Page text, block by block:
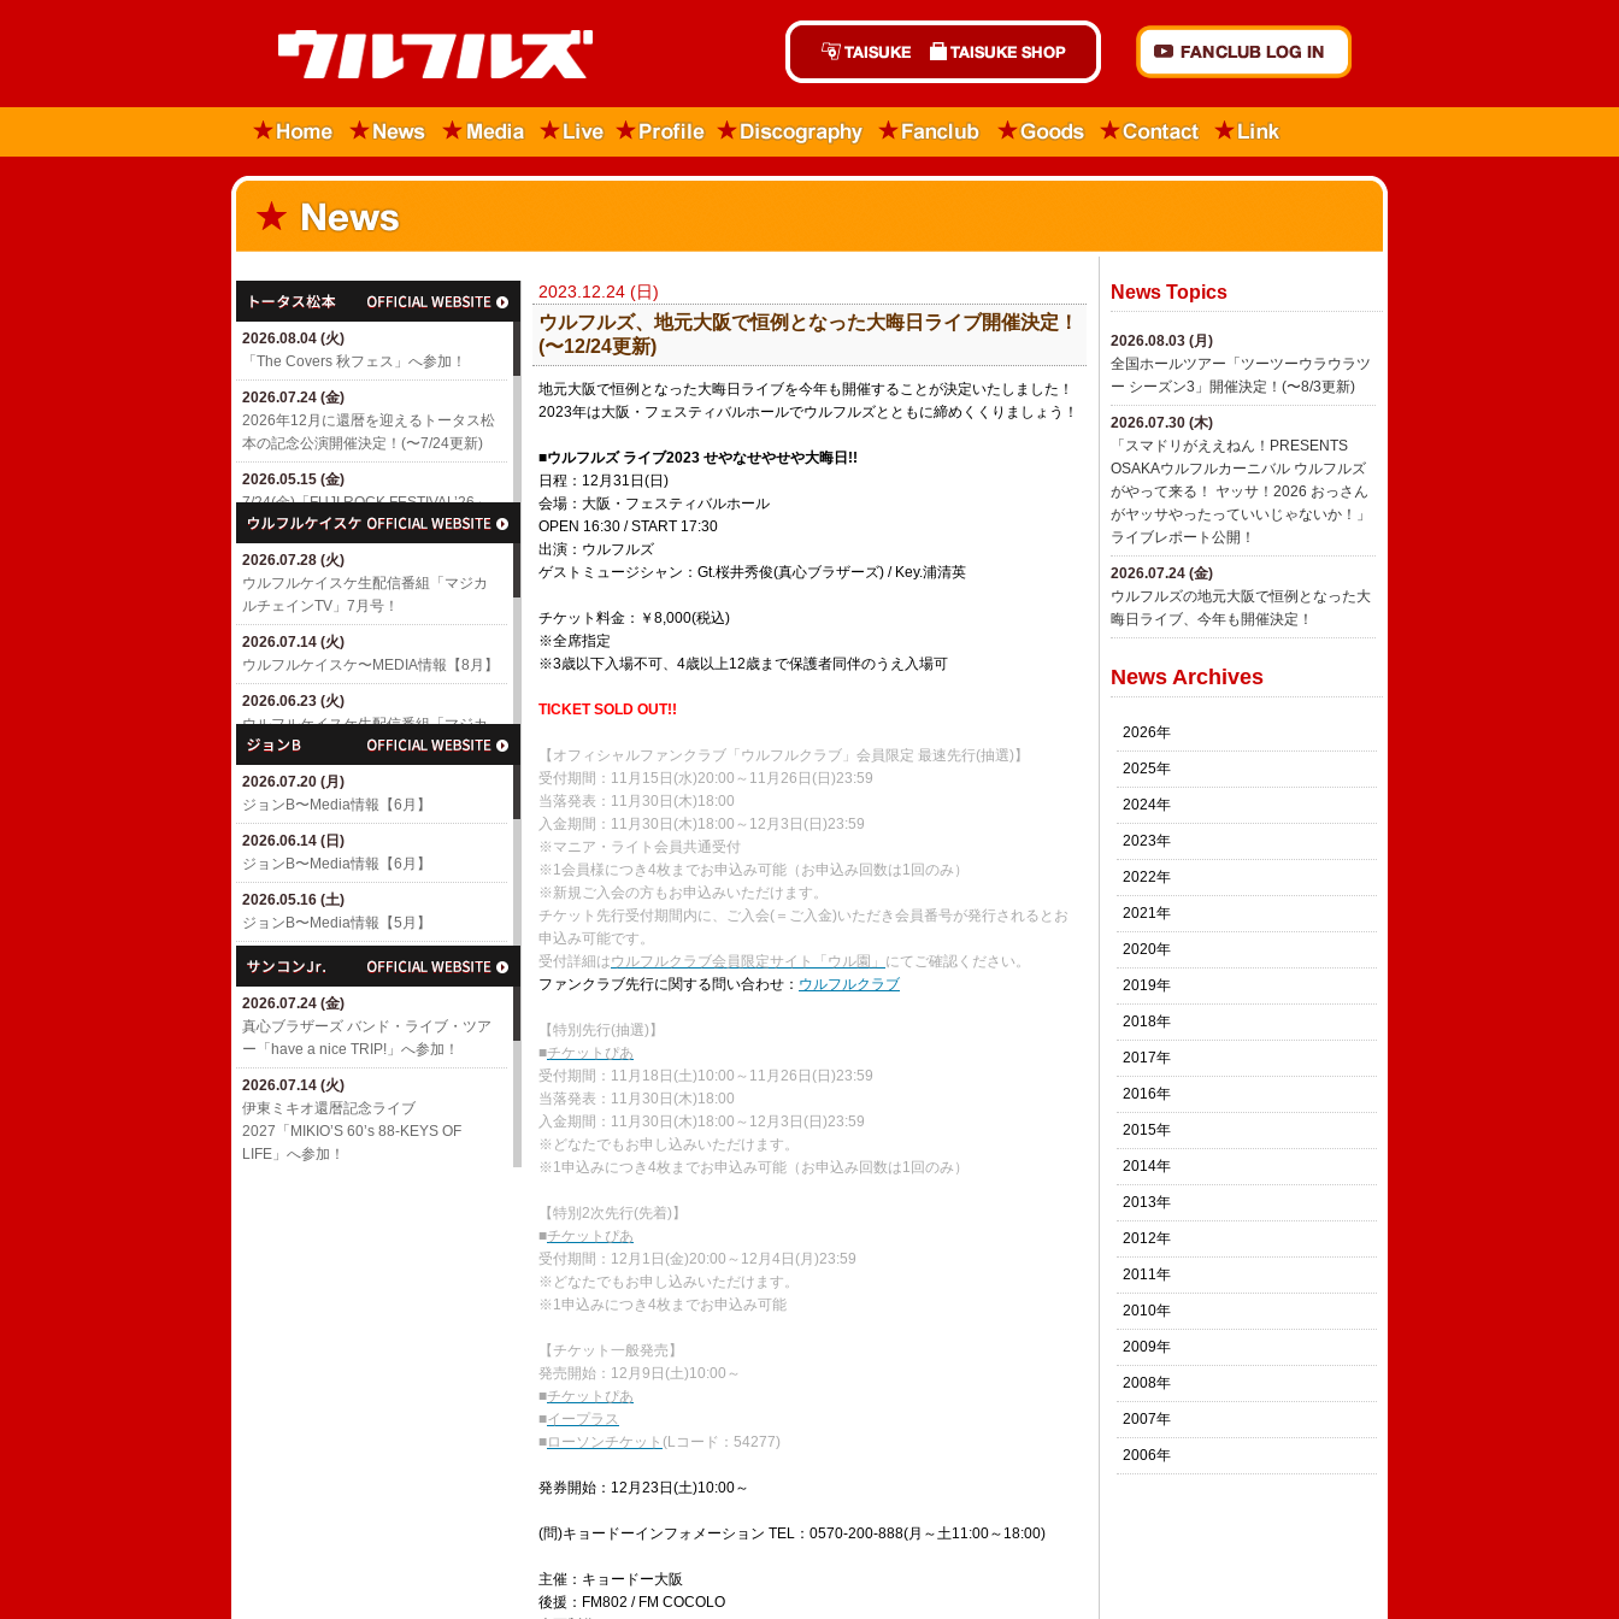
2026.08.04 (火)
「The Covers 秋フェス」へ参加！
2026.07.24 (金)
2026年12月に還暦を迎えるトータス松
本の記念公演開催決定！(〜7/24更新)
2026.05.15 (金)
7/24(金)「FUJI ROCK FESTIVAL’26」
出演決定！
2026.04.18 (土)
6/10(水)「MUSIC AWARDS JAPAN
WEEK SPECIAL LIVE A Tribute to
EIICHI OHTAKI」出演決定！
2026.04.01 (水)
7/4(土)「浜崎貴司 GACHIスペシャル」
2026.03.06 (金)
渡辺満里奈アルバム「Ring-a-Bell 30th
Anniversary Deluxe Edition」
2026.02.27 (金)
3/4(水)パラスポーツアニメテーマ曲
「スーパーヒーロー」配信リリース決
定！
3/8(日)「TOKYO GUITAR JAMBOREE
2026.02.10 (火)
ROOTS66で「The Covers' Fes. 2026」
2026.02.01 (日)
YouTube「上田禎的音楽史 vol.1」に出
演！
2026.07.28 (火)
ウルフルケイスケ生配信番組「マジカ
ルチェインTV」7月号！
2026.07.14 (火)
​ウルフルケイスケ〜MEDIA情報【8月】
2026.06.23 (火)
ウルフルケイスケ生配信番組「マジカ
ルチェインTV」6月号！
2026.06.17 (水)
​ウルフルケイスケ〜MEDIA情報【6月】
2026.05.11 (月)
ウルフルケイスケ生配信番組「マジカ
ルチェインTV」5月号！
2026.04.23 (木)
ウルフルケイスケ生配信番組「マジカ
ルチェインTV」4月号！
2026.04.16 (木)
​ウルフルケイスケ〜MEDIA情報【4月】
(〜4/16更新)
2026.03.24 (火)
ウルフルケイスケ生配信番組「マジカ
ルチェインTV」3月号！
2026.07.20 (月)
ジョンB〜Media情報【6月】
2026.06.14 (日)
ジョンB〜Media情報【6月】
2026.05.16 (土)
ジョンB〜Media情報【5月】
2026.04.19 (日)
2026.03.16 (月)
ジョンB〜Media情報【3月】
2026.02.15 (日)
ジョンB〜Media情報【2月】
2026.01.19 (月)
ジョンB〜Media情報【1月】
2026.07.24 (金)
​真心ブラザーズ バンド・ライブ・ツア
ー「have a nice TRIP!」へ参加！
2026.07.14 (火)
伊東ミキオ還暦記念ライブ
2027「MIKIO’S 60’s 88-KEYS OF
LIFE」へ参加！
2023.12.24 (日)
ウルフルズ、地元大阪で恒例となった大晦日ライブ開催決定！
(〜12/24更新)
地元大阪で恒例となった大晦日ライブを今年も開催することが決定いたしました！
2023年は大阪・フェスティバルホールでウルフルズとともに締めくくりましょう！
■ウルフルズ ライブ2023 せやなせやせや大晦日!!
日程：12月31日(日)
会場：大阪・フェスティバルホール
OPEN 16:30 / START 17:30
出演：ウルフルズ
ゲストミュージシャン：Gt.桜井秀俊(真心ブラザーズ) / Key.浦清英
チケット料金：￥8,000(税込)
※全席指定
※3歳以下入場不可、4歳以上12歳まで保護者同伴のうえ入場可
TICKET SOLD OUT!!
【オフィシャルファンクラブ「ウルフルクラブ」会員限定 最速先行(抽選)】
受付期間：11月15日(水)20:00～11月26日(日)23:59
当落発表：11月30日(木)18:00
入金期間：11月30日(木)18:00～12月3日(日)23:59
※マニア・ライト会員共通受付
※1会員様につき4枚までお申込み可能（お申込み回数は1回のみ）
※新規ご入会の方もお申込みいただけます。
チケット先行受付期間内に、ご入会(＝ご入金)いただき会員番号が発行されるとお
申込み可能です。
受付詳細はウルフルクラブ会員限定サイト「ウル園」 にてご確認ください。
ファンクラブ先行に関する問い合わせ： ウルフルクラブ
【特別先行(抽選)】
■チケットぴあ
受付期間：11月18日(土)10:00～11月26日(日)23:59
当落発表：11月30日(木)18:00
入金期間：11月30日(木)18:00～12月3日(日)23:59
※どなたでもお申し込みいただけます。
※1申込みにつき4枚までお申込み可能（お申込み回数は1回のみ）
【特別2次先行(先着)】
■チケットぴあ
受付期間：12月1日(金)20:00～12月4日(月)23:59
※どなたでもお申し込みいただけます。
※1申込みにつき4枚までお申込み可能
【チケット一般発売】
発売開始：12月9日(土)10:00～
■チケットぴあ
■イープラス
■ローソンチケット (Lコード：54277)
発券開始：12月23日(土)10:00～
(問)キョードーインフォメーション TEL：0570-200-888(月～土11:00～18:00)
主催：キョードー大阪
後援：FM802 / FM COCOLO
News Topics
2026.08.03 (月)
全国ホールツアー「ツーツーウラウラツ
ー シーズン3」開催決定！(〜8/3更新)
2026.07.30 (木)
「スマドリがええねん！PRESENTS
OSAKAウルフルカーニバル ウルフルズ
がやって来る！ ヤッサ！2026 おっさん
がヤッサやったっていいじゃないか！」
ライブレポート公開！
2026.07.24 (金)
ウルフルズの地元大阪で恒例となった大
晦日ライブ、今年も開催決定！
News Archives
2026年
2025年
2024年
2023年
2022年
2021年
2020年
2019年
2018年
2017年
2016年
2015年
2014年
2013年
2012年
2011年
2010年
2009年
2008年
2007年
2006年